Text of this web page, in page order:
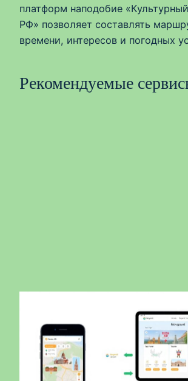
платформ наподобие
РФ» позволяет составлять
времени, интересов и погодных
Рекомендуемые